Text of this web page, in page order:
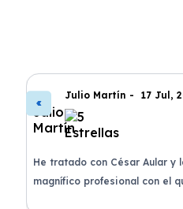
Julio Martín - 17 Jul,
He tratado con César Aular y
magnífico profesional con el